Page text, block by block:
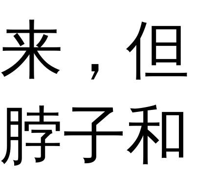
来，但
脖子和